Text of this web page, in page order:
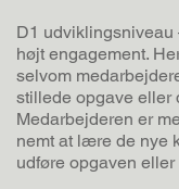
D1 udviklingsniveau
højt engagement.
selvom
stillede opgave eller
Medarbejderen er
nemt at lære de nye
udføre opgaven